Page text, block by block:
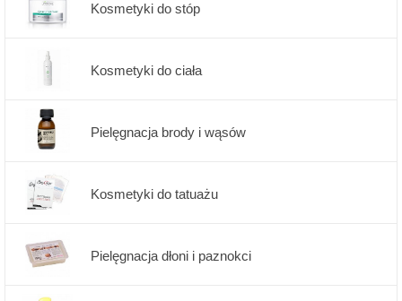
Kosmetyki do stóp
Kosmetyki do ciała
Pielęgnacja brody i wąsów
Kosmetyki do tatuażu
Pielęgnacja dłoni i paznokci